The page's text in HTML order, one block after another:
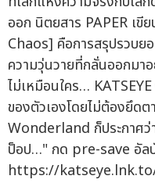
ออก นิตยสาร PAPER เ
Chaos] คือการสรุปรวบย
ความวุ่นวายที่กลั่นออกมา
ไม่เหมือนใคร…
ของตัวเองโดยไม่ต้องยึด
Wonderland ก็ประกาศว่
ป็อป…" กด pre-save อัล
https://